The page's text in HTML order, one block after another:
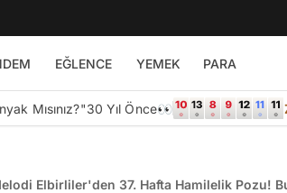
EĞLENCE YEMEK PARA
Mısınız?"30 Yıl Önce👀
Elbirliler'den 37. Hafta Hamilelik Pozu!